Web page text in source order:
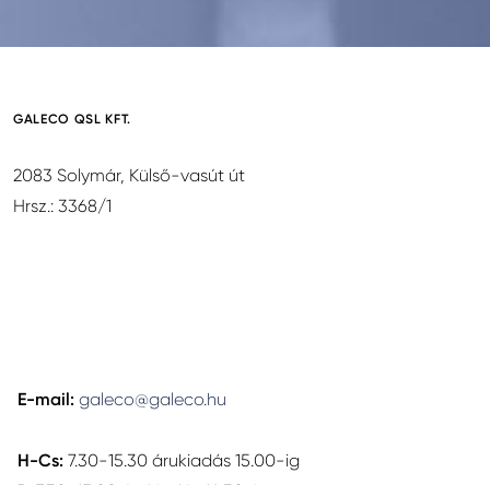
GALECO QSL KFT.
2083 Solymár, Külső-vasút út
Hrsz.: 3368/1
E-mail: galeco@galeco.hu
H-Cs: 7.30-15.30 árukiadás 15.00-ig